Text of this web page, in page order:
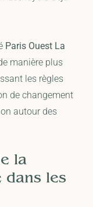
Paris Ouest La
manière plus
les règles
de changement
autour des
la
dans les